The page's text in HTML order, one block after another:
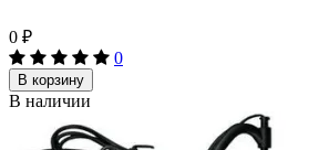
0 ₽
0
В корзину
В наличии